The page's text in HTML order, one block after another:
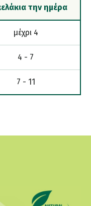
την ημέρα
μέχρι 4
4 - 7
7 - 11